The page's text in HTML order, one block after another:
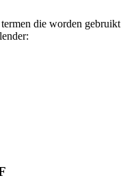
die worden gebruikt